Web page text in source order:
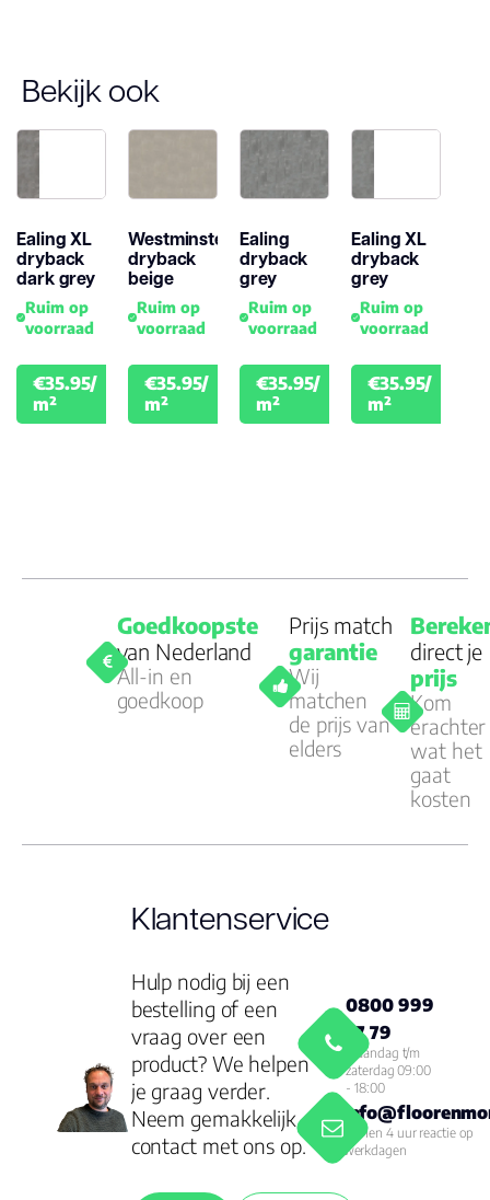
Montage
Garantie
Woongebruik
(jaren)
Bekijk ook
Ealing XL
dryback
dark grey
Ruim op
voorraad
€35.95/
m²
€39.95
Westminster
dryback
beige
Ruim op
voorraad
€35.95/
m²
€39.95
Ealing
dryback
grey
Ruim op
voorraad
€35.95/
m²
€39.95
Ealing XL
dryback
grey
Ruim op
voorraad
€35.95/
m²
Goedkoopste
van Nederland
All-in en
goedkoop
Prijs match
garantie
Wij
matchen
de prijs van
elders
direct je
prijs
Kom
erachter
wat het
gaat
kosten
Klantenservice
Hulp nodig bij een
bestelling of een
vraag over een
product? We helpen
je graag verder.
Neem gemakkelijk
contact met ons op.
0800 999
77 79
Maandag t/m
zaterdag 09:00
- 18:00
Binnen 4 uur reactie op
werkdagen